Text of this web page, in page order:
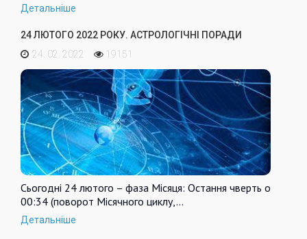
Детальніше
24 ЛЮТОГО 2022 РОКУ. АСТРОЛОГІЧНІ ПОРАДИ
24. 02. 2022
19151
Сьогодні 24 лютого – фаза Місяця: Остання чверть о
00:34 (поворот Місячного циклу,…
Детальніше